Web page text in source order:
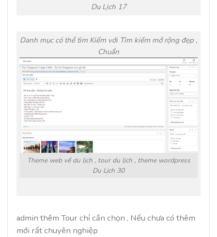
Du Lịch 17
Danh mục có thể tìm Kiếm với Tìm kiếm mở rộng đẹp ,
Chuẩn
Theme web về du lịch , tour du lịch , theme wordpress
Du Lịch 30
admin thêm Tour chỉ cần chọn , Nếu chưa có thêm
mới rất chuyên nghiệp